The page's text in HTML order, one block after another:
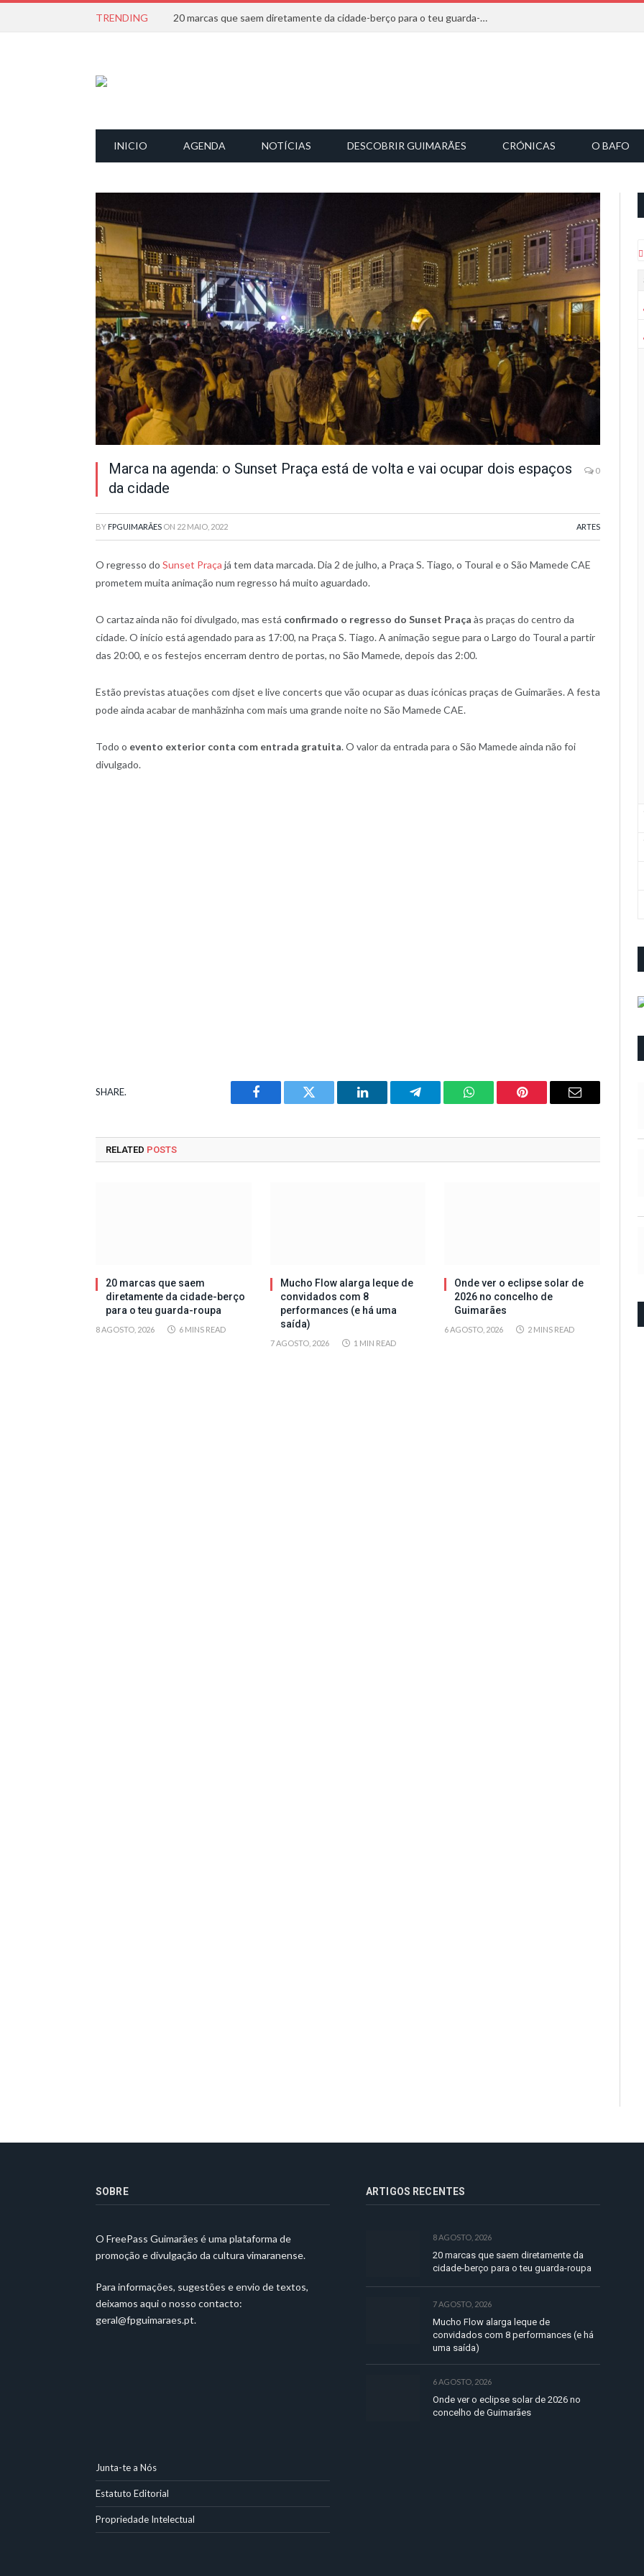
TRENDING 20 marcas que saem diretamente da cidade-berço para o teu guarda-roupa
INICIO AGENDA NOTÍCIAS DESCOBRIR GUIMARÃES CRÓNICAS O BAFO
Marca na agenda: o Sunset Praça está de volta e vai ocupar dois espaços
da cidade
0
BY FPGUIMARÃES ON 22 MAIO, 2022 ARTES
O regresso do Sunset Praça já tem data marcada. Dia 2 de julho, a Praça S. Tiago, o Toural e o São Mamede CAE
prometem muita animação num regresso há muito aguardado.
O cartaz ainda não foi divulgado, mas está confirmado o regresso do Sunset Praça às praças do centro da
cidade. O início está agendado para as 17:00, na Praça S. Tiago. A animação segue para o Largo do Toural a partir
das 20:00, e os festejos encerram dentro de portas, no São Mamede, depois das 2:00.
Estão previstas atuações com djset e live concerts que vão ocupar as duas icónicas praças de Guimarães. A festa
pode ainda acabar de manhãzinha com mais uma grande noite no São Mamede CAE.
Todo o evento exterior conta com entrada gratuita. O valor da entrada para o São Mamede ainda não foi
divulgado.
SHARE.
Facebook Twitter LinkedIn Telegram WhatsAppPinterest Email
RELATED POSTS
20 marcas que saem
diretamente da cidade-berço
para o teu guarda-roupa
8 AGOSTO, 2026 6 MINS READ
Mucho Flow alarga leque de
convidados com 8
performances (e há uma
saída)
7 AGOSTO, 2026 1 MIN READ
Onde ver o eclipse solar de
2026 no concelho de
Guimarães
6 AGOSTO, 2026 2 MINS READ
SOBRE
O FreePass Guimarães é uma plataforma de
promoção e divulgação da cultura vimaranense.
Para informações, sugestões e envio de textos,
deixamos aqui o nosso contacto:
geral@fpguimaraes.pt.
ARTIGOS RECENTES
8 AGOSTO, 2026
20 marcas que saem diretamente da
cidade-berço para o teu guarda-roupa
7 AGOSTO, 2026
Mucho Flow alarga leque de
convidados com 8 performances (e há
uma saída)
6 AGOSTO, 2026
Onde ver o eclipse solar de 2026 no
concelho de Guimarães
Junta-te a Nós
Estatuto Editorial
Propriedade Intelectual